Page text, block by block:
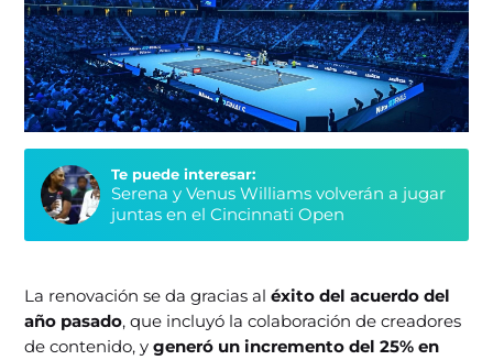
Te puede interesar:
Serena y Venus Williams volverán a jugar
juntas en el Cincinnati Open
La renovación se da gracias aléxito del acuerdo del
año pasado, que incluyó la colaboración de creadores
de contenido, ygeneró un incremento del 25% en